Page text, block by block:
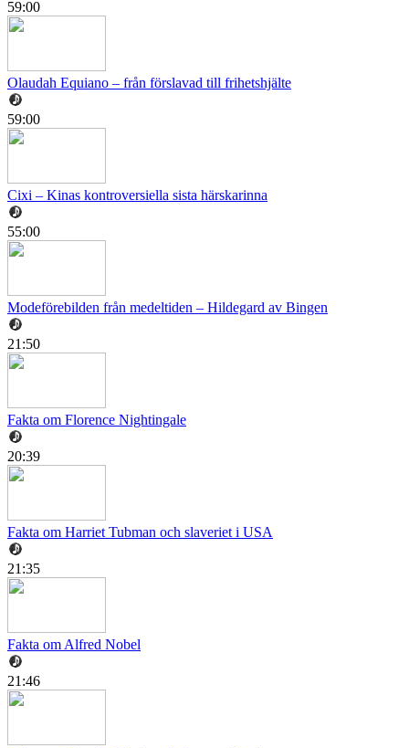
59:00
Olaudah Equiano – från förslavad till frihetshjälte
59:00
Cixi – Kinas kontroversiella sista härskarinna
55:00
Modeförebilden från medeltiden – Hildegard av Bingen
21:50
Fakta om Florence Nightingale
20:39
Fakta om Harriet Tubman och slaveriet i USA
21:35
Fakta om Alfred Nobel
21:46